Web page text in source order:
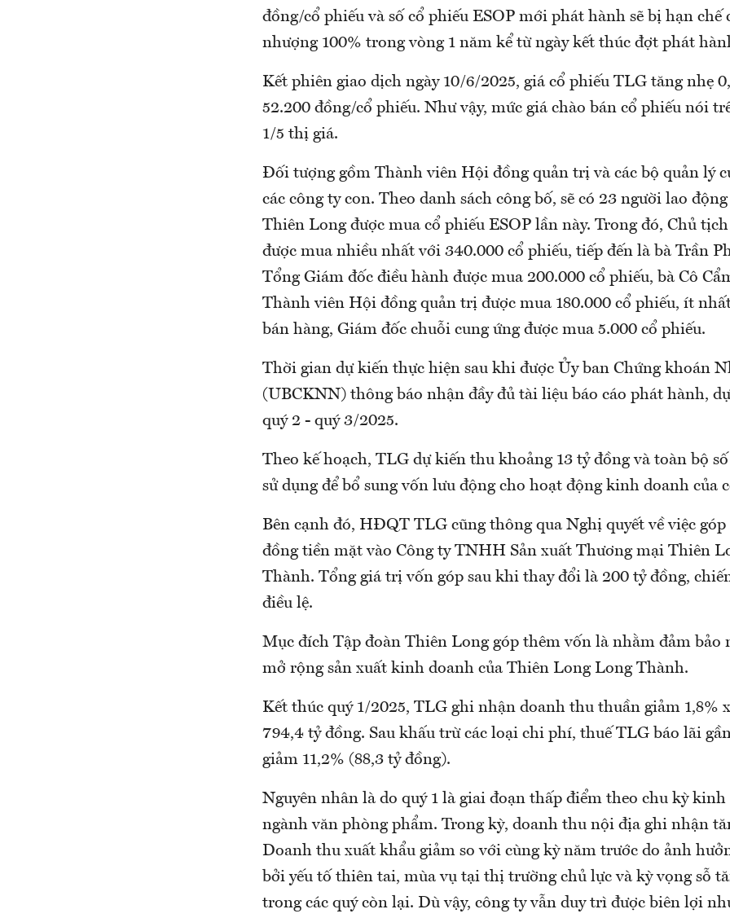
đồng/cổ phiếu và số cổ phiếu ESOP mới phát hành sẽ bị hạn chế
nhượng 100% trong vòng 1 năm kể từ ngày kết thúc đợt phát
Kết phiên giao dịch ngày 10/6/2025, giá cổ phiếu TLG tăng nhẹ
52.200 đồng/cổ phiếu. Như vậy, mức giá chào bán cổ phiếu nói
1/5 thị giá.
Đối tượng gồm Thành viên Hội đồng quản trị và các bộ quản lý
các công ty con. Theo danh sách công bố, sẽ có 23 người lao
Thiên Long được mua cổ phiếu ESOP lần này. Trong đó, Chủ
được mua nhiều nhất với 340.000 cổ phiếu, tiếp đến là bà Trần
Tổng Giám đốc điều hành được mua 200.000 cổ phiếu, bà Cô
Thành viên Hội đồng quản trị được mua 180.000 cổ phiếu, ít
bán hàng, Giám đốc chuỗi cung ứng được mua 5.000 cổ phiếu.
Thời gian dự kiến thực hiện sau khi được Ủy ban Chứng khoán
(UBCKNN) thông báo nhận đầy đủ tài liệu báo cáo phát hành,
quý 2 - quý 3/2025.
Theo kế hoạch, TLG dự kiến thu khoảng 13 tỷ đồng và toàn bộ
sử dụng để bổ sung vốn lưu động cho hoạt động kinh doanh của
Bên cạnh đó, HĐQT TLG cũng thông qua Nghị quyết về việc
đồng tiền mặt vào Công ty TNHH Sản xuất Thương mại Thiên
Thành. Tổng giá trị vốn góp sau khi thay đổi là 200 tỷ đồng,
điều lệ.
Mục đích Tập đoàn Thiên Long góp thêm vốn là nhằm đảm bảo
mở rộng sản xuất kinh doanh của Thiên Long Long Thành.
Kết thúc quý 1/2025, TLG ghi nhận doanh thu thuần giảm 1,8%
794,4 tỷ đồng. Sau khấu trừ các loại chi phí, thuế TLG báo lãi
giảm 11,2% (88,3 tỷ đồng).
Nguyên nhân là do quý 1 là giai đoạn thấp điểm theo chu kỳ kinh
ngành văn phòng phẩm. Trong kỳ, doanh thu nội địa ghi nhận
Doanh thu xuất khẩu giảm so với cùng kỳ năm trước do ảnh
bởi yếu tố thiên tai, mùa vụ tại thị trường chủ lực và kỳ vọng sỗ
trong các quý còn lại. Dù vậy, công ty vẫn duy trì được biên lợi